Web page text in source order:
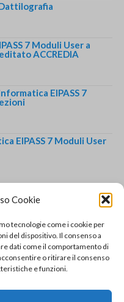
Cookie
tecnologie come i cookie per
del dispositivo. Il consenso a
dati come il comportamento di
o ritirare il consenso
e funzioni.
7 Moduli User a
ACCREDIA
EIPASS 7
EIPASS 7 Moduli User
12:00